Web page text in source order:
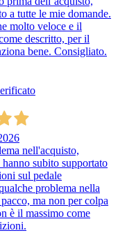
a tutte le mie domande.
molto veloce e il
descritto, per il
bene. Consigliato.
nell'acquisto,
subito supportato
sul pedale
problema nella
ma non per colpa
è il massimo come